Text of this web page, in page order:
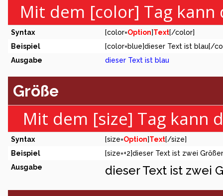
Mit dem [color] Tag
Syntax [color=Option]Text[/color]
Beispiel
[color=blue]dieser Text ist blau[/
Ausgabe
dieser Text ist blau
Größe
Mit dem [size] Tag kann
Syntax [size=Option]Text[/size]
Beispiel
[size=+2]dieser Text ist zwei
Ausgabe
dieser Text ist zwei